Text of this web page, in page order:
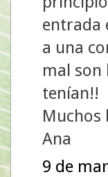
entrada
a una
mal son
tenían!!
Muchos
Ana
9 de